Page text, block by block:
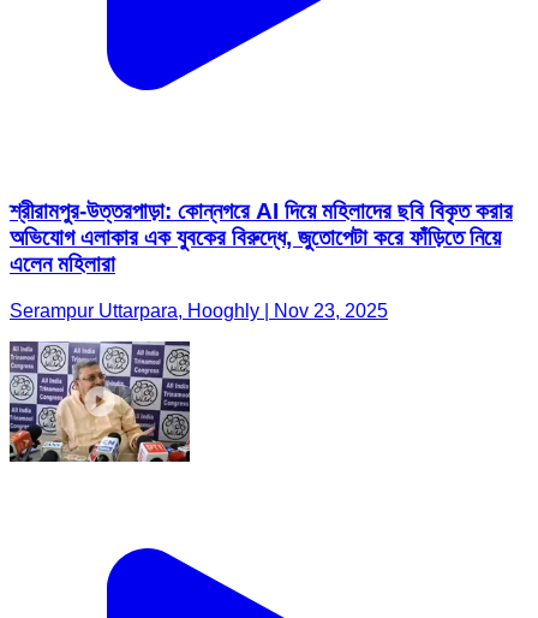
শ্রীরামপুর-উত্তরপাড়া: কোন্নগরে AI দিয়ে মহিলাদের ছবি বিকৃত করার
অভিযোগ এলাকার এক যুবকের বিরুদ্ধে, জুতোপেটা করে ফাঁড়িতে নিয়ে
এলেন মহিলারা
Serampur Uttarpara, Hooghly | Nov 23, 2025